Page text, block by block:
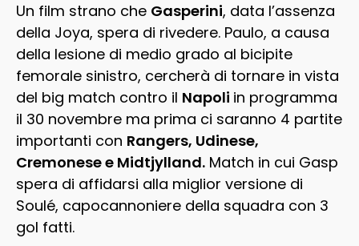
Un film strano che Gasperini, data l’assenza
della Joya, spera di rivedere. Paulo, a causa
della lesione di medio grado al bicipite
femorale sinistro, cercherà di tornare in vista
del big match contro il Napoli in programma
il 30 novembre ma prima ci saranno 4 partite
importanti con Rangers, Udinese,
Cremonese e Midtjylland. Match in cui Gasp
spera di affidarsi alla miglior versione di
Soulé, capocannoniere della squadra con 3
gol fatti.